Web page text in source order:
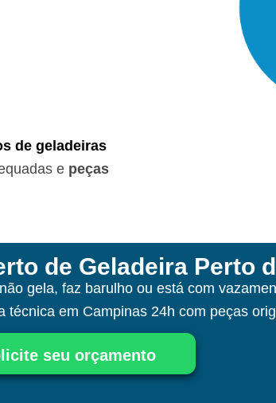
de geladeiras
e peças
de Geladeira Perto
gela, faz barulho ou está com
técnica em Campinas 24h com peças
seu orçamento